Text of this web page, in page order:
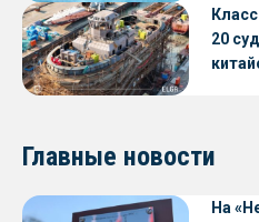
20
Главные новости
На